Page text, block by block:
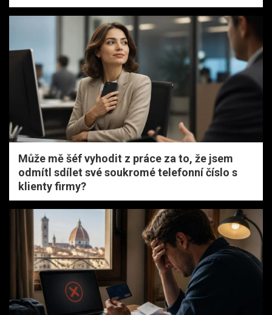
Může mě šéf vyhodit z práce za to, že jsem
odmítl sdílet své soukromé telefonní číslo s
klienty firmy?